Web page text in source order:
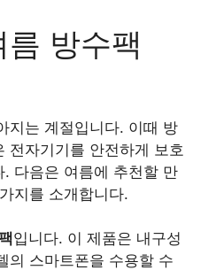
방수팩
지는 계절입니다. 이때 방
전자기기를 안전하게 보호
다음은 여름에 추천할 만
지를 소개합니다.
입니다. 이 제품은 내구성
의 스마트폰을 수용할 수